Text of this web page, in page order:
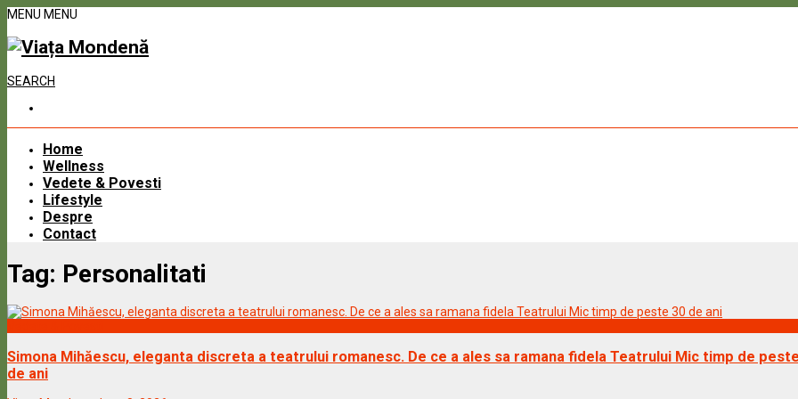
MENU MENU
SEARCH
Home
Wellness
Vedete & Povesti
Lifestyle
Despre
Contact
Tag: Personalitati
Simona Mihăescu, eleganta discreta a teatrului romanesc. De ce a ales sa ramana fidela Teatrului Mic timp de
de ani